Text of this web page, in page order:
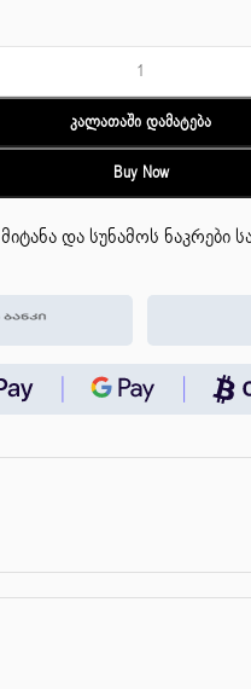
Კალათაში Დამატება
Buy Now
და სუნამოს ნაკრები